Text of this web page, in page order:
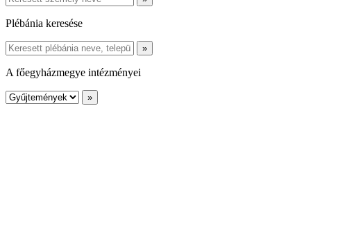
Plébánia keresése
A főegyházmegye intézményei